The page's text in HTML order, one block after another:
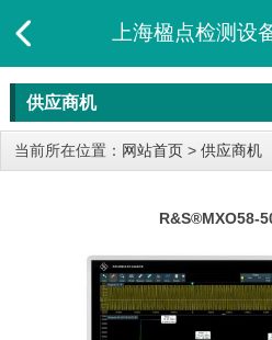
上海楹点检测设
供应商机
当前所在位置： 网站首页 > 供应商机
R&S®MXO58-